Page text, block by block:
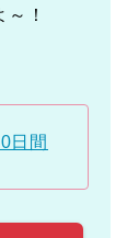
！
日間